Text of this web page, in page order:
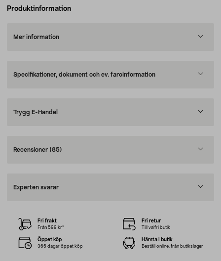
Produktinformation
Mer information
Specifikationer, dokument och ev. faroinformation
Trygg E-Handel
Recensioner (85)
Experten svarar
Fri frakt
Från 599 kr*
Fri retur
Till valfri butik
Öppet köp
365 dagar öppet köp
Hämta i butik
Beställ online, från butikslager